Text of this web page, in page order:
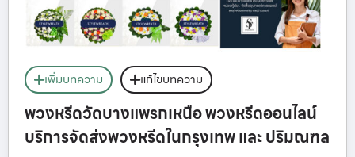
เพิ่มบทความ แก้ไขบทความ
พวงหรีดวัดบางแพรกเหนือ พวงหรีดออนไลน์
บริการจัดส่งพวงหรีดในกรุงเทพ และ ปริมณฑล